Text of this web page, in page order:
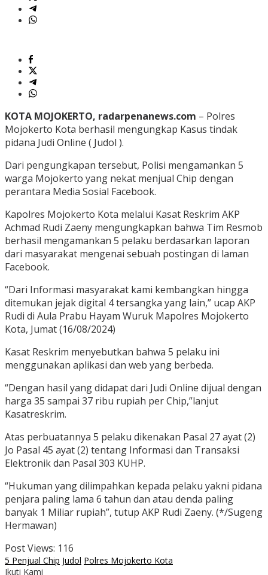
KOTA MOJOKERTO, radarpenanews.com – Polres
Mojokerto Kota berhasil mengungkap Kasus tindak
pidana Judi Online ( Judol ).
Dari pengungkapan tersebut, Polisi mengamankan 5
warga Mojokerto yang nekat menjual Chip dengan
perantara Media Sosial Facebook.
Kapolres Mojokerto Kota melalui Kasat Reskrim AKP
Achmad Rudi Zaeny mengungkapkan bahwa Tim Resmob
berhasil mengamankan 5 pelaku berdasarkan laporan
dari masyarakat mengenai sebuah postingan di laman
Facebook.
“Dari Informasi masyarakat kami kembangkan hingga
ditemukan jejak digital 4 tersangka yang lain,” ucap AKP
Rudi di Aula Prabu Hayam Wuruk Mapolres Mojokerto
Kota, Jumat (16/08/2024)
Kasat Reskrim menyebutkan bahwa 5 pelaku ini
menggunakan aplikasi dan web yang berbeda.
“Dengan hasil yang didapat dari Judi Online dijual dengan
harga 35 sampai 37 ribu rupiah per Chip,”lanjut
Kasatreskrim.
Atas perbuatannya 5 pelaku dikenakan Pasal 27 ayat (2)
Jo Pasal 45 ayat (2) tentang Informasi dan Transaksi
Elektronik dan Pasal 303 KUHP.
“Hukuman yang dilimpahkan kepada pelaku yakni pidana
penjara paling lama 6 tahun dan atau denda paling
banyak 1 Miliar rupiah”, tutup AKP Rudi Zaeny. (*/Sugeng
Hermawan)
Post Views: 116
5 Penjual Chip Judol Polres Mojokerto Kota
Ikuti Kami